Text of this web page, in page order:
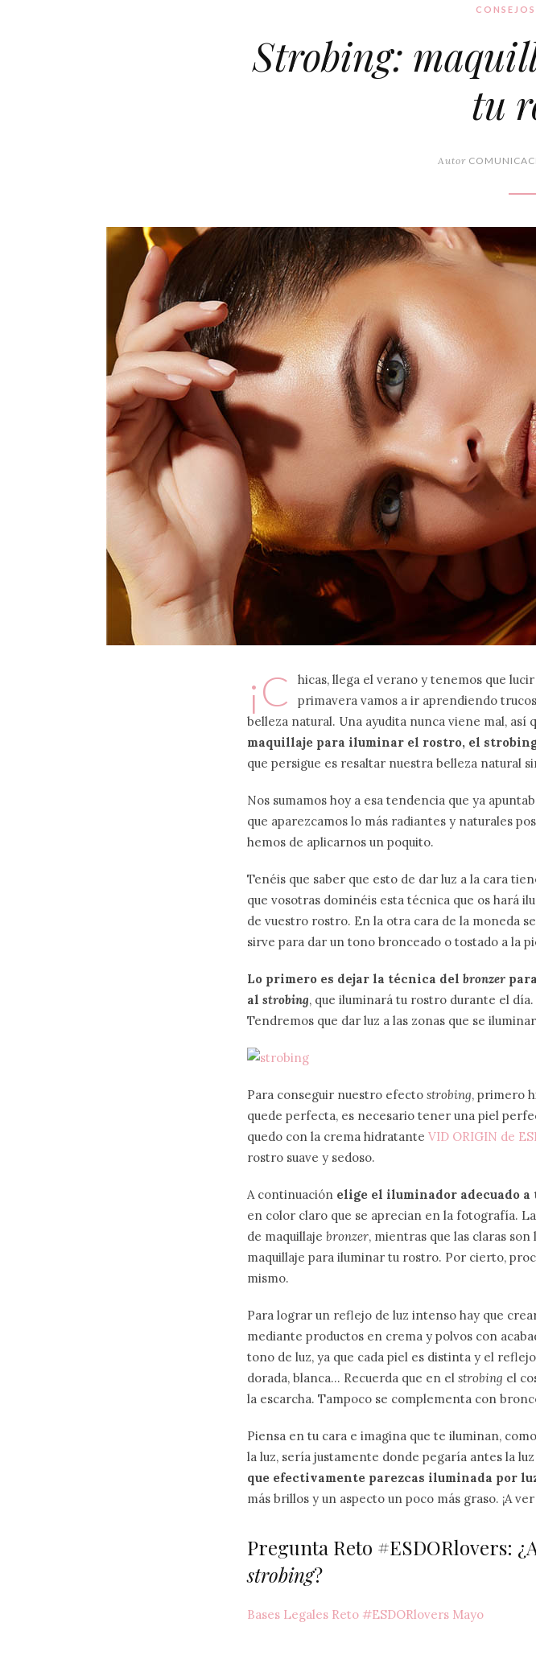
Strobing:
tu
Autor
¡C
hicas, llega el verano y tenemos que
primavera vamos a ir aprendiendo
belleza natural. Una ayudita nunca viene mal, así
maquillaje para iluminar el rostro, el
que persigue es resaltar nuestra belleza natural
Nos sumamos hoy a esa tendencia que ya
que aparezcamos lo más radiantes y naturales
hemos de aplicarnos un poquito.
Tenéis que saber que esto de dar luz a la cara
que vosotras dominéis esta técnica que os hará
de vuestro rostro. En la otra cara de la moneda
sirve para dar un tono bronceado o tostado a la
Lo primero es dejar la técnica del bronzer
al strobing, que iluminará tu rostro durante el día.
Tendremos que dar luz a las zonas que se
Para conseguir nuestro efecto strobing, primero
quede perfecta, es necesario tener una piel
quedo con la crema hidratante VID ORIGIN de
rostro suave y sedoso.
A continuación elige el iluminador adecuado
en color claro que se aprecian en la fotografía.
de maquillaje bronzer, mientras que las claras
maquillaje para iluminar tu rostro. Por cierto,
mismo.
Para lograr un reflejo de luz intenso hay que
mediante productos en crema y polvos con
tono de luz, ya que cada piel es distinta y el
dorada, blanca… Recuerda que en el strobing el
la escarcha. Tampoco se complementa con
Piensa en tu cara e imagina que te iluminan,
la luz, sería justamente donde pegaría antes la luz
que efectivamente parezcas iluminada por
más brillos y un aspecto un poco más graso. ¡A
Pregunta Reto #ESDORlovers:
strobing?
Bases Legales Reto #ESDORlovers Mayo